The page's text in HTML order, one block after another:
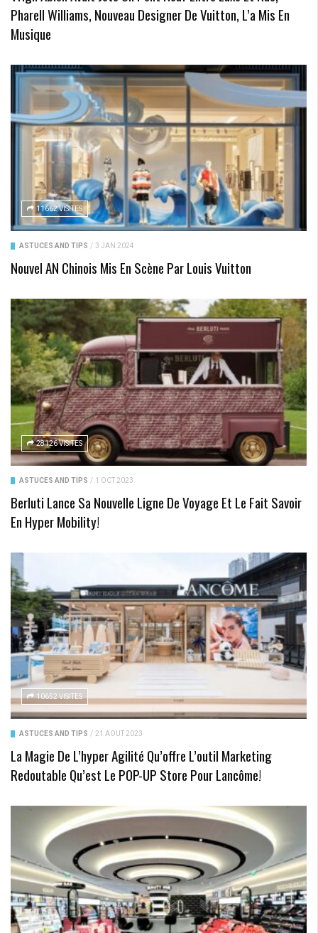
Pharell Williams, Nouveau Designer De Vuitton, L’a Mis En
Musique
11662 VISITES
ASTUCES AND TIPS / 3 JAN 2024
Nouvel AN Chinois Mis En Scène Par Louis Vuitton
28126 VISITES
ASTUCES AND TIPS / 1 OCT 2023
Berluti Lance Sa Nouvelle Ligne De Voyage Et Le Fait Savoir
En Hyper Mobility!
10652 VISITES
ASTUCES AND TIPS / 21 AOÛT 2023
La Magie De L’hyper Agilité Qu’offre L’outil Marketing
Redoutable Qu’est Le POP-UP Store Pour Lancôme!